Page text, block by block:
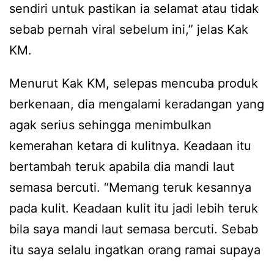
sendiri untuk pastikan ia selamat atau tidak
sebab pernah viral sebelum ini,” jelas Kak
KM.
Menurut Kak KM, selepas mencuba produk
berkenaan, dia mengalami keradangan yang
agak serius sehingga menimbulkan
kemerahan ketara di kulitnya. Keadaan itu
bertambah teruk apabila dia mandi laut
semasa bercuti. “Memang teruk kesannya
pada kulit. Keadaan kulit itu jadi lebih teruk
bila saya mandi laut semasa bercuti. Sebab
itu saya selalu ingatkan orang ramai supaya